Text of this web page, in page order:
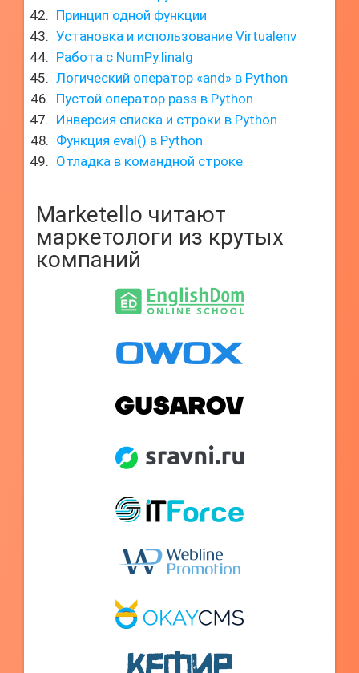
Принцип одной функции
Установка и использование Virtualenv
Работа с NumPy.linalg
Логический оператор «and» в Python
Пустой оператор pass в Python
Инверсия списка и строки в Python
Функция eval() в Python
Отладка в командной строке
Marketello читают
маркетологи из крутых
компаний